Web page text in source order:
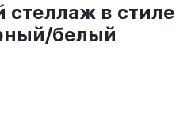
стеллаж в стиле
белый